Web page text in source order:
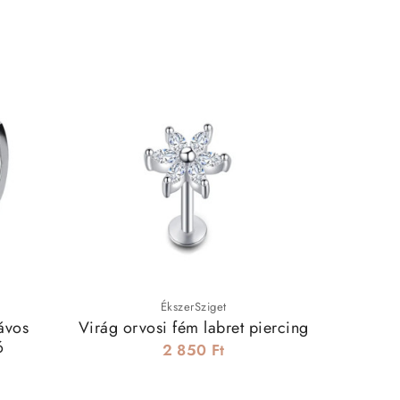
ÉkszerSziget
Virág orvosi fém labret piercing
2 850 Ft